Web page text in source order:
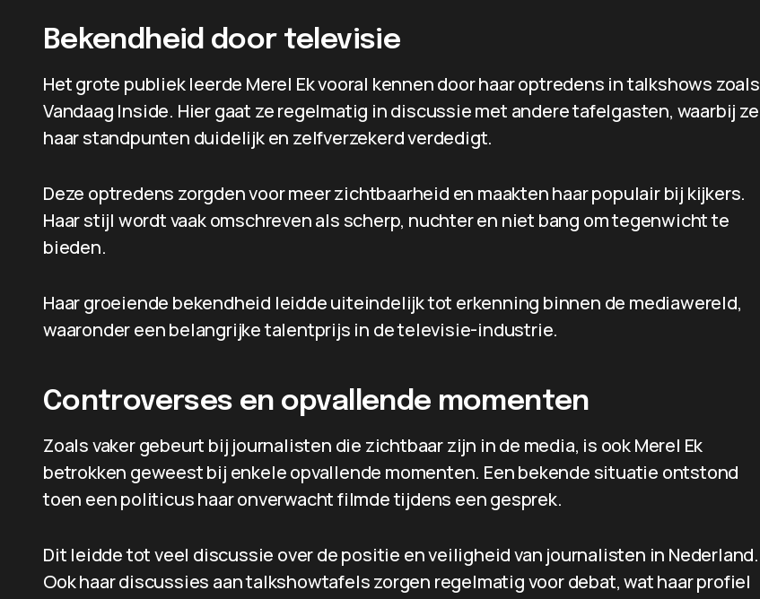
Bekendheid door televisie
Het grote publiek leerde Merel Ek vooral kennen door haar optredens in talkshows zoals
Vandaag Inside. Hier gaat ze regelmatig in discussie met andere tafelgasten, waarbij ze
haar standpunten duidelijk en zelfverzekerd verdedigt.
Deze optredens zorgden voor meer zichtbaarheid en maakten haar populair bij kijkers.
Haar stijl wordt vaak omschreven als scherp, nuchter en niet bang om tegenwicht te
bieden.
Haar groeiende bekendheid leidde uiteindelijk tot erkenning binnen de mediawereld,
waaronder een belangrijke talentprijs in de televisie-industrie.
Controverses en opvallende momenten
Zoals vaker gebeurt bij journalisten die zichtbaar zijn in de media, is ook Merel Ek
betrokken geweest bij enkele opvallende momenten. Een bekende situatie ontstond
toen een politicus haar onverwacht filmde tijdens een gesprek.
Dit leidde tot veel discussie over de positie en veiligheid van journalisten in Nederland.
Ook haar discussies aan talkshowtafels zorgen regelmatig voor debat, wat haar profiel